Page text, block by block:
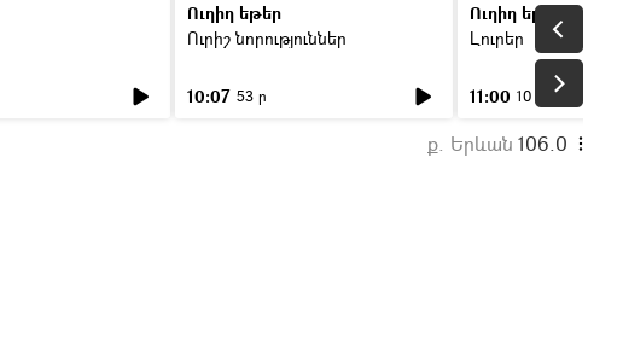
Ուղիղ եթեր
Ուրիշ նորություններ
10:07 53 ր
Ուղիղ եթեր
Լուրեր
11:00 10 ր
ք. Երևան 106.0